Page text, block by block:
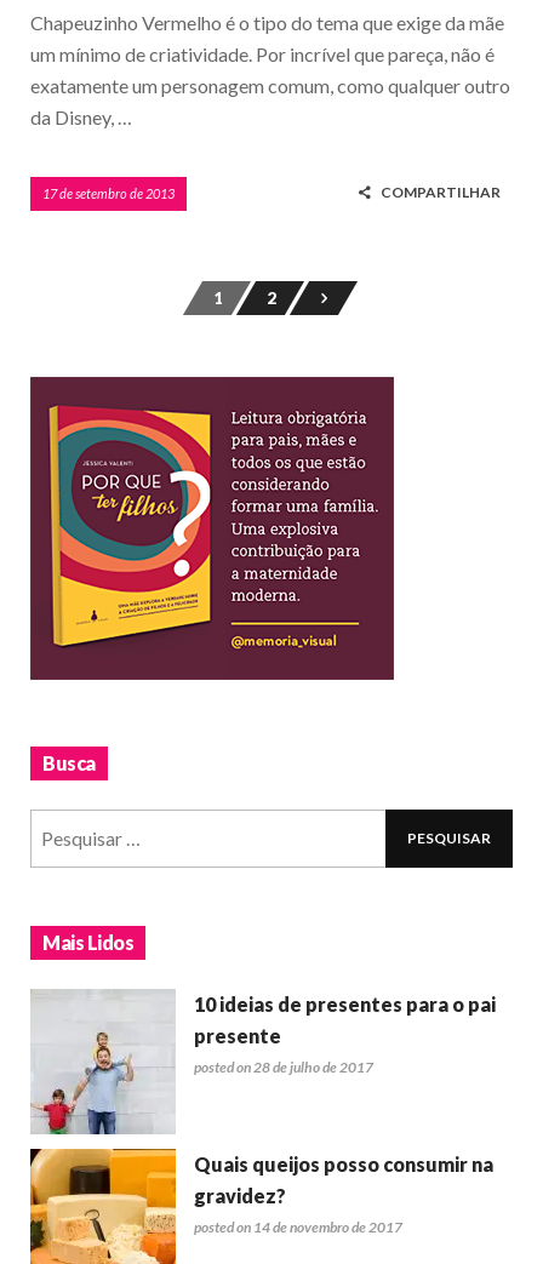
Chapeuzinho Vermelho é o tipo do tema que exige da mãe
um mínimo de criatividade. Por incrível que pareça, não é
exatamente um personagem comum, como qualquer outro
da Disney, …
17 de setembro de 2013 COMPARTILHAR
1 2
Busca
Mais Lidos
10 ideias de presentes para o pai
presente
posted on 28 de julho de 2017
Quais queijos posso consumir na
gravidez?
posted on 14 de novembro de 2017